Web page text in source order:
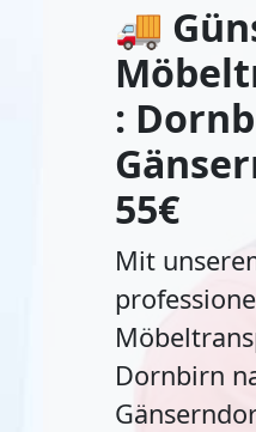
🚚
:
55€
Mit
Dornbirn